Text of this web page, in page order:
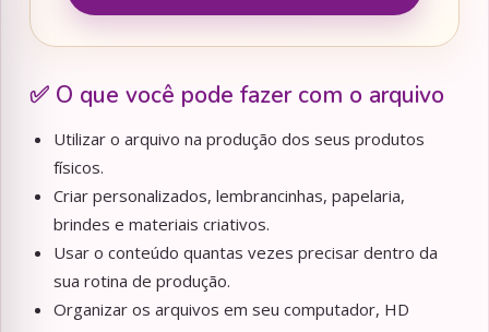
✅ O que você pode fazer com o arquivo
Utilizar o arquivo na produção dos seus produtos
físicos.
Criar personalizados, lembrancinhas, papelaria,
brindes e materiais criativos.
Usar o conteúdo quantas vezes precisar dentro da
sua rotina de produção.
Organizar os arquivos em seu computador, HD